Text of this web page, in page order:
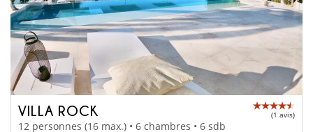
VILLA ROCK (1 avis)
12 personnes (16 max.) • 6 chambres • 6 sdb